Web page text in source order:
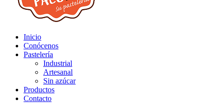
Inicio
Conócenos
Pastelería
Industrial
Artesanal
Sin azúcar
Productos
Contacto